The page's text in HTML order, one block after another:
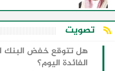
تصويت
هل تتوقع خفض البنك
الفائدة اليوم؟